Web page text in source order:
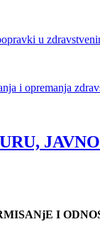
u
i opremanja
I